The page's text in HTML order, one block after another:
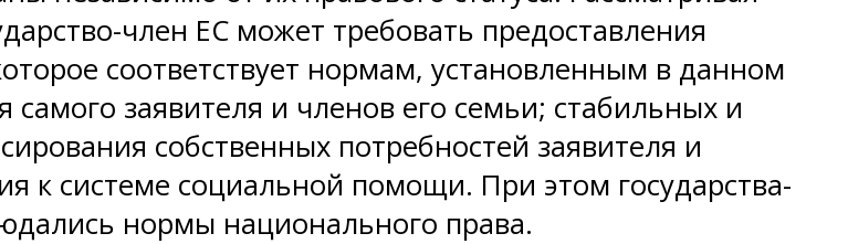
член ЕС может требовать предоставления
соответствует нормам, установленным в данном
заявителя и членов его семьи; стабильных и
собственных потребностей заявителя и
к системе социальной помощи. При этом государства-
нормы национального права.